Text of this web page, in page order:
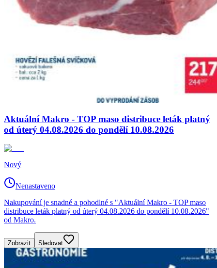
Aktuální Makro - TOP maso distribuce leták platný
od úterý 04.08.2026 do pondělí 10.08.2026
Nový
Nenastaveno
Nakupování je snadné a pohodlné s "Aktuální Makro - TOP maso
distribuce leták platný od úterý 04.08.2026 do pondělí 10.08.2026"
od Makro.
Zobrazit Sledovat